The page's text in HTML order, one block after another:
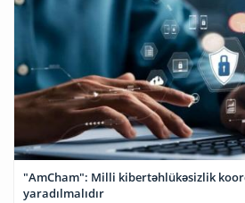
"AmCham": Milli kibertəhlükəsizlik
yaradılmalıdır